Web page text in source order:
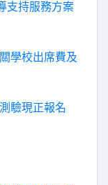
支持服務方案
學校出席費及
驗現正報名